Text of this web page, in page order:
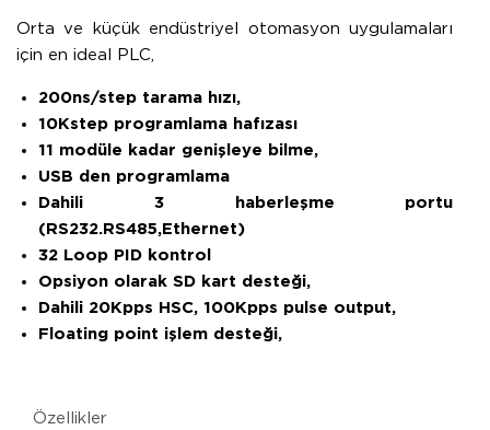
Orta ve küçük endüstriyel otomasyon uygulamaları
için en ideal PLC,
200ns/step tarama hızı,
10Kstep programlama hafızası
11 modüle kadar genişleye bilme,
USB den programlama
Dahili 3 haberleşme portu
(RS232.RS485,Ethernet)
32 Loop PID kontrol
Opsiyon olarak SD kart desteği,
Dahili 20Kpps HSC, 100Kpps pulse output,
Floating point işlem desteği,
Özellikler